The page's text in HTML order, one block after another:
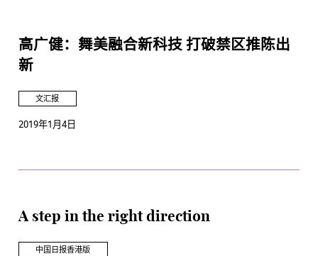
高广健：舞美融合新科技 打破禁区推陈出
新
文汇报
2019年1月4日
A step in the right direction
中国日报香港版